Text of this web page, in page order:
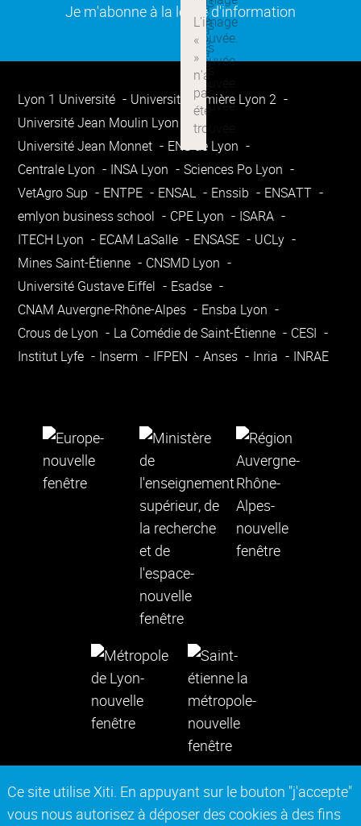
Ce site utilise Xiti. En appuyant sur le bouton "j'accepte"
vous nous autorisez à déposer des cookies à des fins
Je m'abonne à la lettre d'information
(ouverture dans une
Lyon 1 Université
Université Lumière Lyon 2
Université Jean Moulin Lyon 3
Université Jean Monnet
ENS de Lyon
Centrale Lyon
INSA Lyon
Sciences Po Lyon
VetAgro Sup
ENTPE ENSAL Enssib
ENSATT
emlyon business school
CPE Lyon
ISARA
ITECH Lyon
ECAM LaSalle ENSASE
UCLy
Mines Saint-Étienne
CNSMD Lyon
Université Gustave Eiffel
Esadse
CNAM Auvergne-Rhône-Alpes
Ensba Lyon
Crous de Lyon
La Comédie de Saint-Étienne
CESI
Institut Lyfe
Inserm IFPEN Anses Inria INRAE
Contact Mentions légales